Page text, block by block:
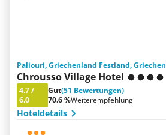
Paliouri, Griechenland Festland,
Chrousso Village Hotel
4.7/
6.0
Gut(51 Bewertungen)
70.6 %Weiterempfehlung
Hoteldetails